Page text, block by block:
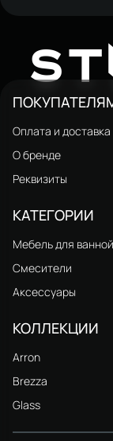
ST
Оплата и доставка
О бренде
Реквизиты
КАТЕГОРИИ
Мебель для ванной
Смесители
Аксессуары
КОЛЛЕКЦИИ
Arron
Brezza
Glass